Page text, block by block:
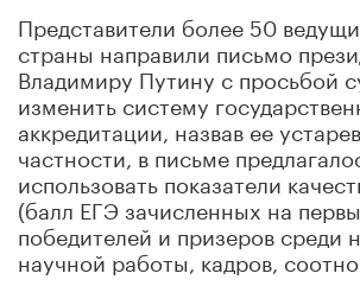
Представители более 50
страны направили письмо
Владимиру Путину с просьбой
изменить систему
аккредитации, назвав ее
частности, в письме
использовать показатели
(балл ЕГЭ зачисленных на
победителей и призеров среди
научной работы, кадров,